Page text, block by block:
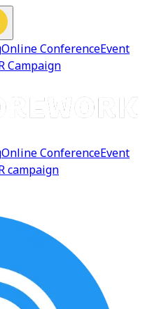
Online ConferenceEvent
Campaign
Online ConferenceEvent
campaign